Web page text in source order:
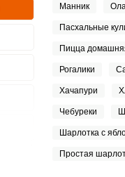
Манник
Пасхальные
Пицца
Рогалики
Хачапури
Чебуреки
Шарлотка с
Простая